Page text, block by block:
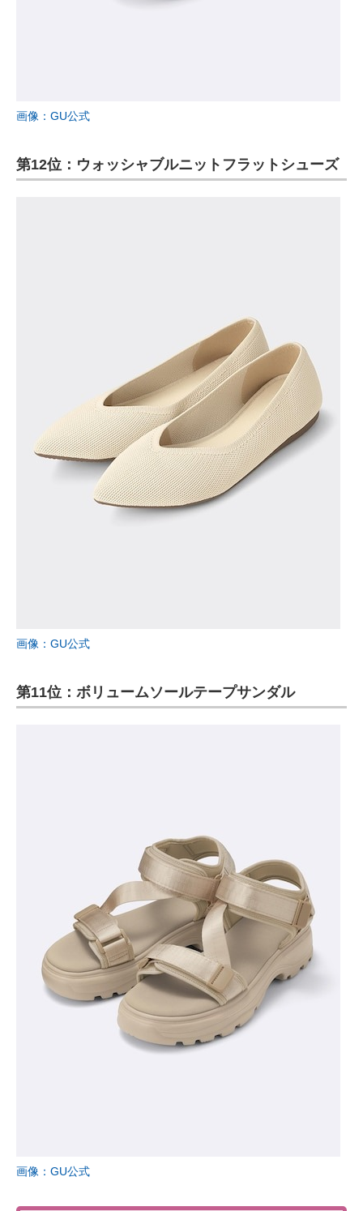
画像：GU公式
第12位：ウォッシャブルニットフラットシューズ
画像：GU公式
第11位：ボリュームソールテープサンダル
画像：GU公式